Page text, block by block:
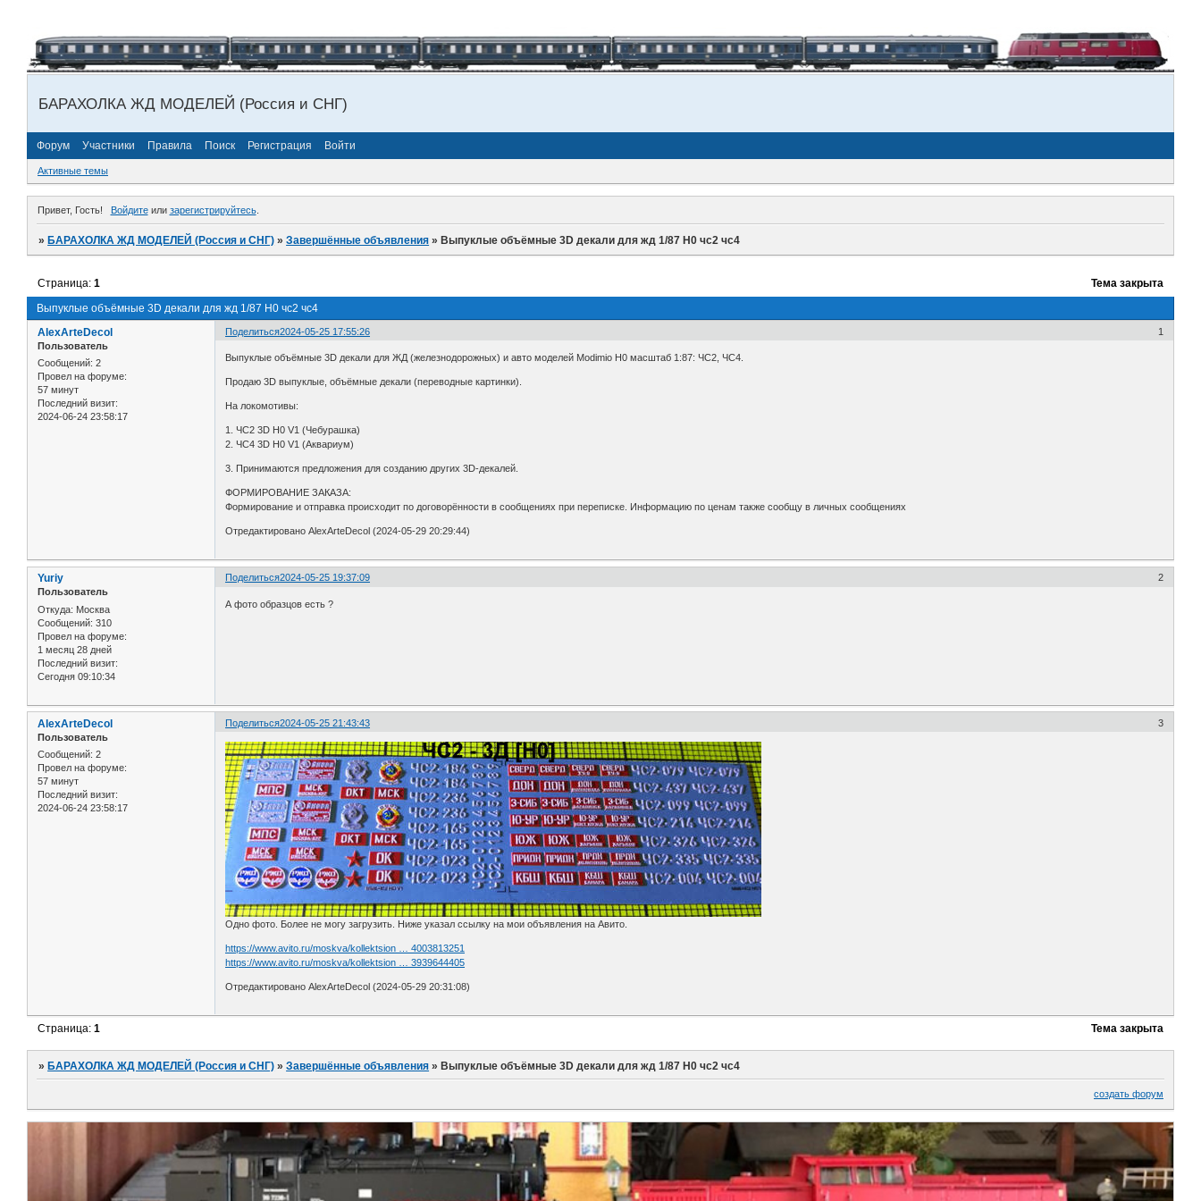
БАРАХОЛКА ЖД МОДЕЛЕЙ (Россия и СНГ)
Форум Участники Правила Поиск Регистрация Войти
Активные темы
Привет, Гость! Войдитеили зарегистрируйтесь.
»БАРАХОЛКА ЖД МОДЕЛЕЙ (Россия и СНГ) »Завершённые объявления »Выпуклые объёмные 3D декали для жд 1/87 H0 чс2 чс4
Выпуклые объёмные 3D декали для жд 1/87 H0 чс2 чс4
Страница:1 Тема закрыта
Поделиться 1
2024-05-25 17:55:26
AlexArteDecol
Пользователь
Сообщений: 2
Провел на форуме:
57 минут
Последний визит:
2024-06-24 23:58:17
Выпуклые объёмные 3D декали для ЖД (железнодорожных) и авто моделей Modimio H0 масштаб 1:87: ЧС2, ЧС4.
Продаю 3D выпуклые, объёмные декали (переводные картинки).
На локомотивы:
1. ЧС2 3D H0 V1 (Чебурашка)
2. ЧС4 3D H0 V1 (Аквариум)
3. Принимаются предложения для созданию других 3D-декалей.
ФОРМИРОВАНИЕ ЗАКАЗА:
Формирование и отправка происходит по договорённости в сообщениях при переписке. Информацию по ценам также сообщу в личных сообщениях
Отредактировано AlexArteDecol (2024-05-29 20:29:44)
Поделиться 2
2024-05-25 19:37:09
Yuriy
Пользователь
Откуда: Москва
Сообщений: 310
Провел на форуме:
1 месяц 28 дней
Последний визит:
Сегодня 09:10:34
А фото образцов есть ?
Поделиться 3
2024-05-25 21:43:43
AlexArteDecol
Пользователь
Сообщений: 2
Провел на форуме:
57 минут
Последний визит:
2024-06-24 23:58:17
Одно фото. Более не могу загрузить. Ниже указал ссылку на мои объявления на Авито.
https://www.avito.ru/moskva/kollektsion … 4003813251
https://www.avito.ru/moskva/kollektsion … 3939644405
Отредактировано AlexArteDecol (2024-05-29 20:31:08)
Тема закрыта
Страница:1
»БАРАХОЛКА ЖД МОДЕЛЕЙ (Россия и СНГ) »Завершённые объявления »Выпуклые объёмные 3D декали для жд 1/87 H0 чс2 чс4
создать форум